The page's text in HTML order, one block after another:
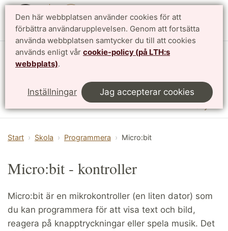
Den här webbplatsen använder cookies för att
förbättra användarupplevelsen. Genom att fortsätta
använda webbplatsen samtycker du till att cookies
används enligt vår cookie-policy (på LTH:s
webbplats).
Inställningar Jag accepterar cookies
Vattenhallen Science Center
Meny
Start Skola Programmera Micro:bit
Micro:bit - kontroller
Micro:bit är en mikrokontroller (en liten dator) som
du kan programmera för att visa text och bild,
reagera på knapptryckningar eller spela musik. Det